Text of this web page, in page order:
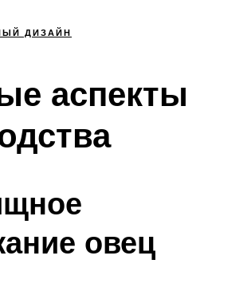
ДИЗАЙН
аспекты
овец